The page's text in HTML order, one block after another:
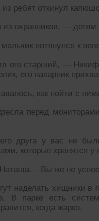
ребят откинул
охранников, — детям
потянулся к
его старший, —
его напарник
как пойти с
перед
друга у вас не
которые хранятся у
– Вы же не
наделать хищники в
В парке есть
когда жарко.